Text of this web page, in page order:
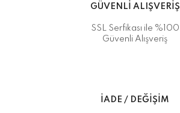
GÜVENLİ ALIŞVERİŞ
SSL Serfikası ile %100
Güvenli Alışveriş
İADE / DEĞİŞİM